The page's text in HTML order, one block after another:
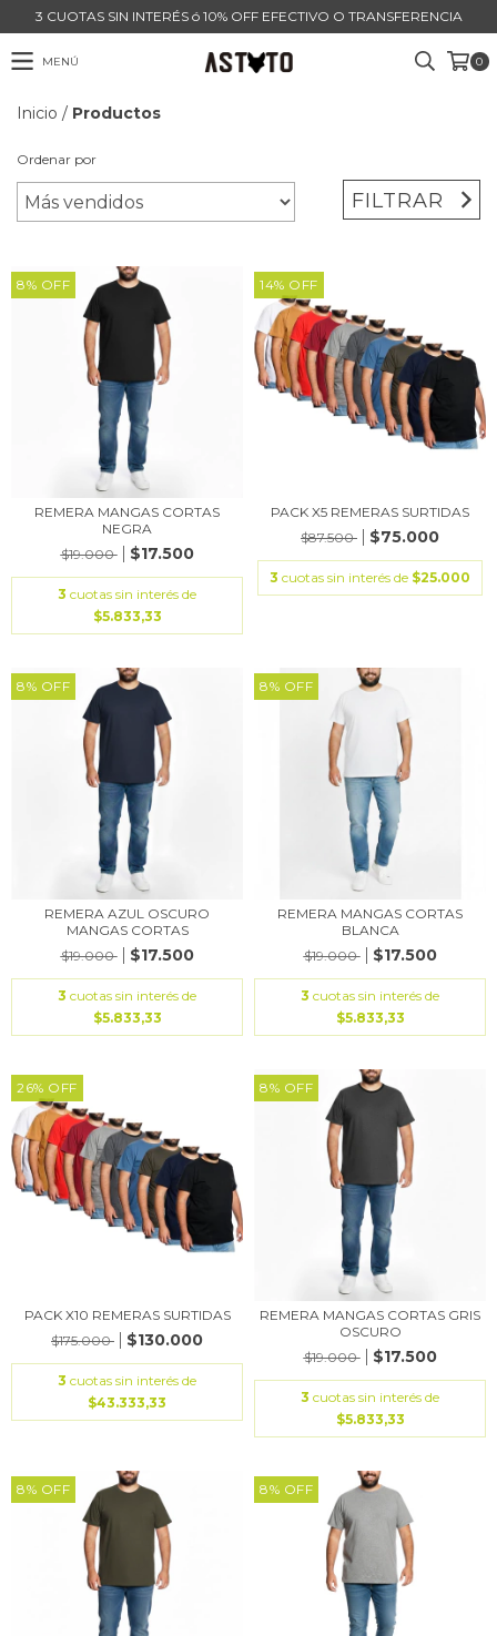
3 CUOTAS SIN INTERÉS ó 10% OFF EFECTIVO O TRANSFERENCIA
MENÚ 0
Inicio / Productos
Ordenar por
FILTRAR
8% OFF
REMERA MANGAS CORTAS
NEGRA
$19.000
$17.500
3 cuotas sin interés de
$5.833,33
14% OFF
PACK X5 REMERAS SURTIDAS
$87.500
$75.000
3 cuotas sin interés de $25.000
8% OFF
REMERA AZUL OSCURO
MANGAS CORTAS
$19.000
$17.500
3 cuotas sin interés de
$5.833,33
8% OFF
REMERA MANGAS CORTAS
BLANCA
$19.000
$17.500
3 cuotas sin interés de
$5.833,33
26% OFF
PACK X10 REMERAS SURTIDAS
$175.000
$130.000
3 cuotas sin interés de
$43.333,33
8% OFF
REMERA MANGAS CORTAS GRIS
OSCURO
$19.000
$17.500
3 cuotas sin interés de
$5.833,33
8% OFF 8% OFF